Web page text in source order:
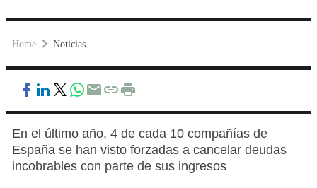
Home Noticias
En el último año, 4 de cada 10 compañías de
España se han visto forzadas a cancelar deudas
incobrables con parte de sus ingresos